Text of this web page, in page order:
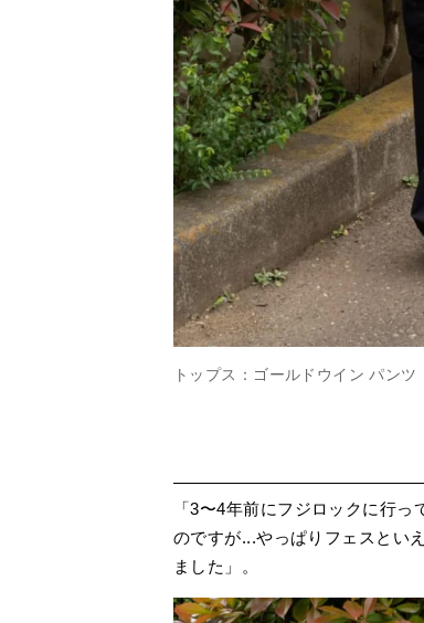
トップス：ゴールドウイン パン
「3〜4年前にフジロックに行
のですが...やっぱりフェスとい
ました」。